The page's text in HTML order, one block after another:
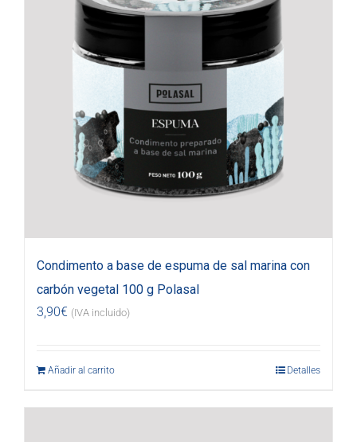
Condimento a base de espuma de sal marina con
carbón vegetal 100 g Polasal
3,90€ (IVA incluido)
Añadir al carrito Detalles